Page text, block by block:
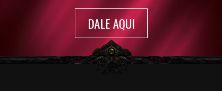
DALE AQUI